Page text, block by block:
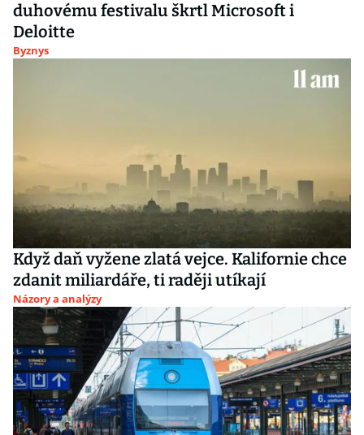
duhovému festivalu škrtl Microsoft i
Deloitte
Byznys
Když daň vyžene zlatá vejce. Kalifornie chce
zdanit miliardáře, ti raději utíkají
Názory a analýzy